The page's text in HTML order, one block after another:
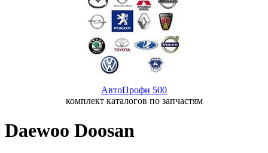
АвтоПрофи 500
комплект каталогов по запчастям
Daewoo Doosan